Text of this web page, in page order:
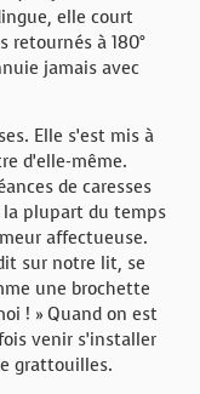
elle court
à 180°
jamais avec
Elle s’est mis à
d’elle-même.
de caresses
plupart du temps
affectueuse.
sur notre lit, se
une brochette
! » Quand on est
venir s’installer
grattouilles.